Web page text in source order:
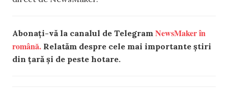
Abonați-vă la canalul de Telegram NewsMaker în
română. Relatăm despre cele mai importante știri
din țară și de peste hotare.